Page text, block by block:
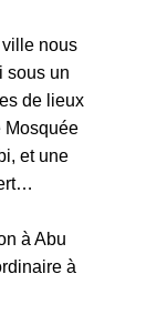
nous
sous un
de lieux
Mosquée
et une
à Abu
à